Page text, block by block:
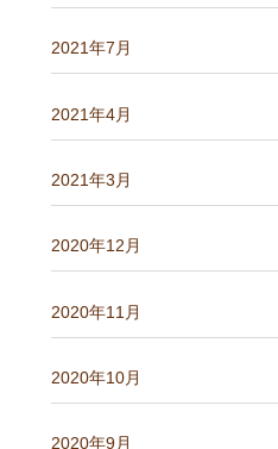
2021年7月
2021年4月
2021年3月
2020年12月
2020年11月
2020年10月
2020年9月